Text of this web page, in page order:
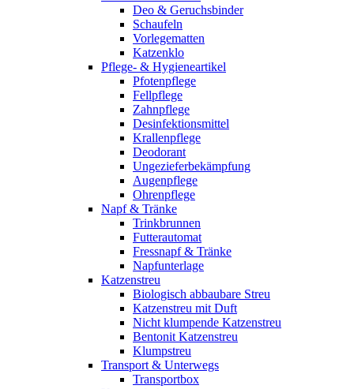
Deo & Geruchsbinder
Schaufeln
Vorlegematten
Katzenklo
Pflege- & Hygieneartikel
Pfotenpflege
Fellpflege
Zahnpflege
Desinfektionsmittel
Krallenpflege
Deodorant
Ungezieferbekämpfung
Augenpflege
Ohrenpflege
Napf & Tränke
Trinkbrunnen
Futterautomat
Fressnapf & Tränke
Napfunterlage
Katzenstreu
Biologisch abbaubare Streu
Katzenstreu mit Duft
Nicht klumpende Katzenstreu
Bentonit Katzenstreu
Klumpstreu
Transport & Unterwegs
Transportbox